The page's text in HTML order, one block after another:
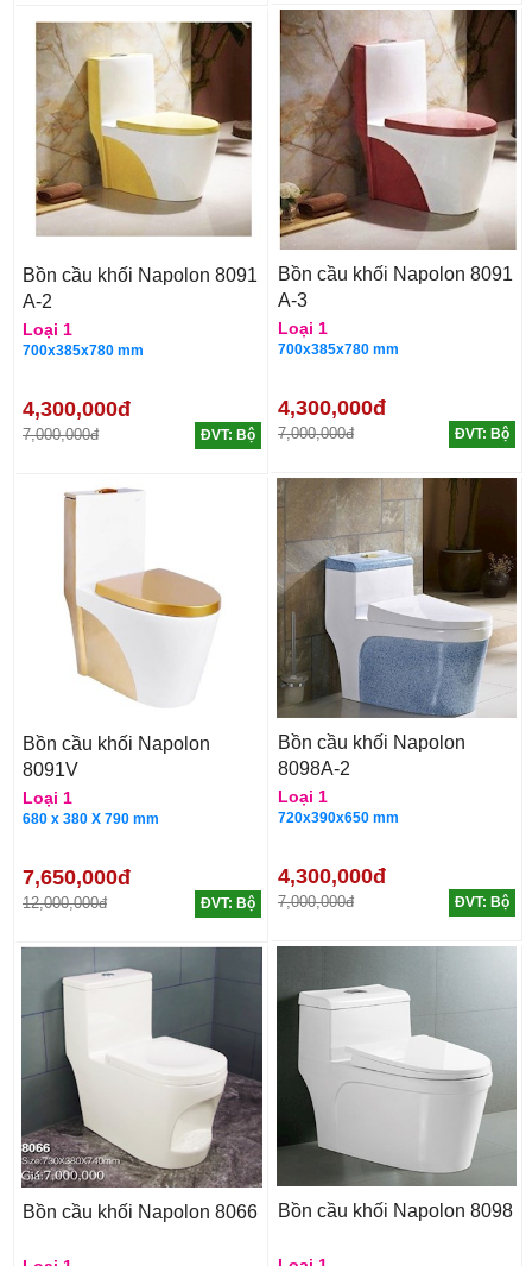
Bồn cầu khối Napolon 8091
A-2
Loại 1
700x385x780 mm
4,300,000đ
7,000,000đ ĐVT: Bộ
Bồn cầu khối Napolon 8091
A-3
Loại 1
700x385x780 mm
4,300,000đ
7,000,000đ ĐVT: Bộ
Bồn cầu khối Napolon
8091V
Loại 1
680 x 380 X 790 mm
7,650,000đ
12,000,000đ ĐVT: Bộ
Bồn cầu khối Napolon
8098A-2
Loại 1
720x390x650 mm
4,300,000đ
7,000,000đ ĐVT: Bộ
Bồn cầu khối Napolon 8066 Bồn cầu khối Napolon 8098